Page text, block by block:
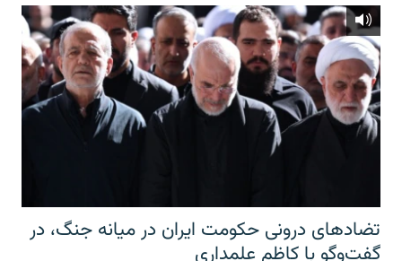
تضادهای درونی حکومت ایران در میانه جنگ، در
گفت‌‌وگو با کاظم علمداری